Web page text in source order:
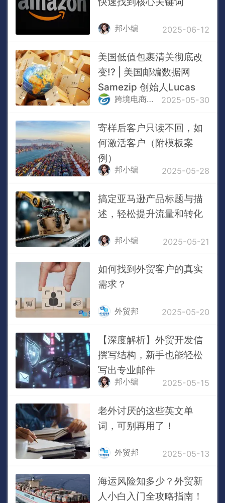
邦小编 2025-06-12
美国低值包裹清关彻底改
变!? | 美国邮编数据网
Samezip 创始人Lucas
跨境电商物流百晓生 2025-05-30
寄样后客户只读不回，如
何激活客户（附模板案
例）
邦小编 2025-05-28
搞定亚马逊产品标题与描
述，轻松提升流量和转化
邦小编 2025-05-21
如何找到外贸客户的真实
需求？
外贸邦 2025-05-20
【深度解析】外贸开发信
撰写结构，新手也能轻松
写出专业邮件
邦小编 2025-05-15
老外讨厌的这些英文单
词，可别再用了！
外贸邦 2025-05-13
海运风险知多少？外贸新
人小白入门全攻略指南！